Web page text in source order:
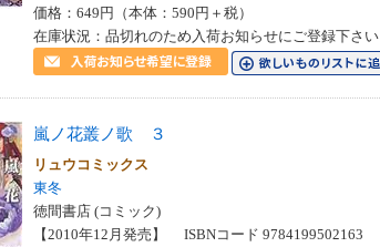
価格：649円（本体：590円＋税）
在庫状況：品切れのため入荷お知らせにご登録下さい
嵐ノ花叢ノ歌 ３
リュウコミックス
東冬
徳間書店 (コミック)
【2010年12月発売】 ISBNコード 9784199502163